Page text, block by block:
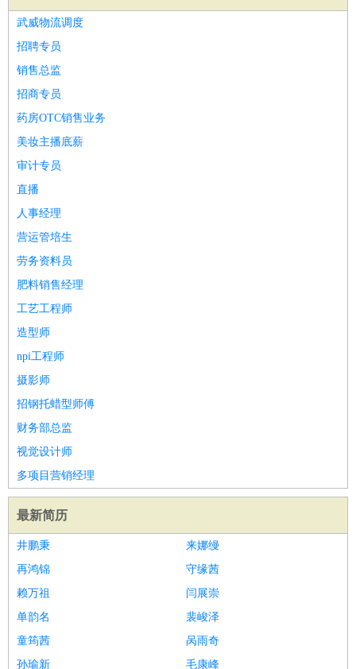
武威物流调度
招聘专员
销售总监
招商专员
药房OTC销售业务
美妆主播底薪
审计专员
直播
人事经理
营运管培生
劳务资料员
肥料销售经理
工艺工程师
造型师
npi工程师
摄影师
招钢托蜡型师傅
财务部总监
视觉设计师
多项目营销经理
最新简历
井鹏秉
来娜缦
再鸿锦
守缘茜
赖万祖
闫展崇
单韵名
裴峻泽
童筠茜
呙雨奇
孙瑜新
毛康峰